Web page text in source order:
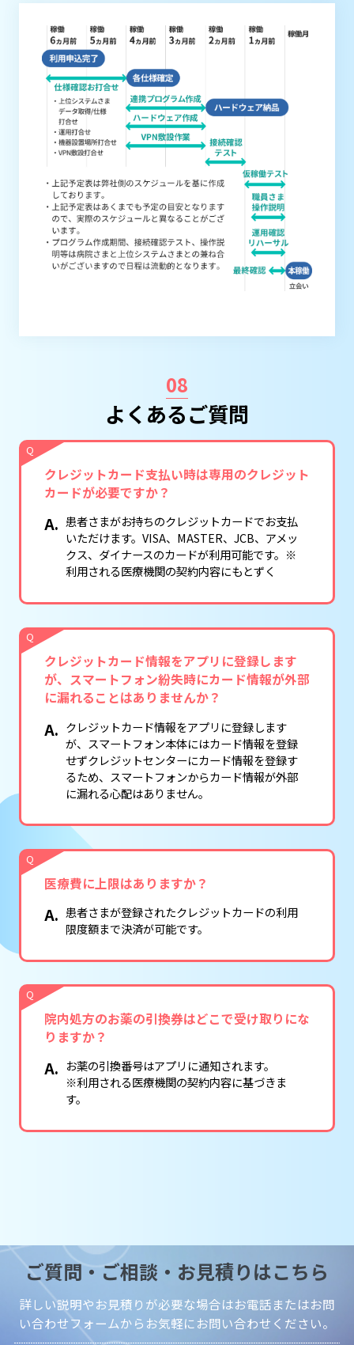
08
よくあるご質問
Q
クレジットカード支払い時は専用のクレジット
カードが必要ですか？
患者さまがお持ちのクレジットカードでお支払
いただけます。VISA、MASTER、JCB、アメッ
クス、ダイナースのカードが利用可能です。※
利用される医療機関の契約内容にもとずく
Q
クレジットカード情報をアプリに登録します
が、 スマートフォン紛失時にカード情報が外部
に漏れることはありませんか？
クレジットカード情報をアプリに登録します
が、スマートフォン本体にはカード情報を登録
せずクレジットセンターにカード情報を登録す
るため、スマートフォンからカード情報が外部
に漏れる心配はありません。
Q
医療費に上限はありますか？
患者さまが登録されたクレジットカードの利用
限度額まで決済が可能です。
Q
院内処方のお薬の引換券はどこで受け取りにな
りますか？
お薬の引換番号はアプリに通知されます。
※利用される医療機関の契約内容に基づきま
す。
ご質問・ご相談・お見積りはこちら
詳しい説明やお見積りが必要な場合はお電話またはお問
い合わせフォームからお気軽にお問い合わせください。